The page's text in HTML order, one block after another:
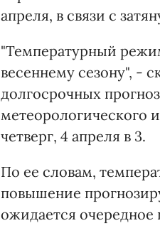
апреля, в связи с
"Температурный
весеннему сезону", -
долгосрочных
метеорологического
четверг, 4 апреля в 3.
По ее словам,
повышение
ожидается очередное